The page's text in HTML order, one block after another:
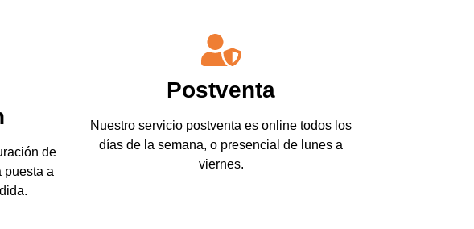
de
puesta a
Postventa
Nuestro servicio postventa es online todos los
días de la semana, o presencial de lunes a
viernes.